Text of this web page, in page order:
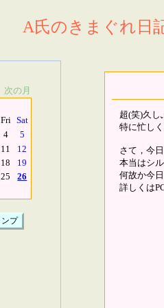
A氏のきまぐれ日
次の月
Fri Sat
4
5
11
12
18
19
25
26
超(笑)久し
特に忙し
さて，今
本当はシ
何故か今
詳しくは